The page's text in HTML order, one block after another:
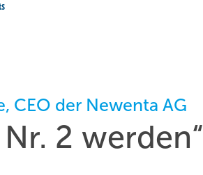
CEO der Newenta AG
2 werden“